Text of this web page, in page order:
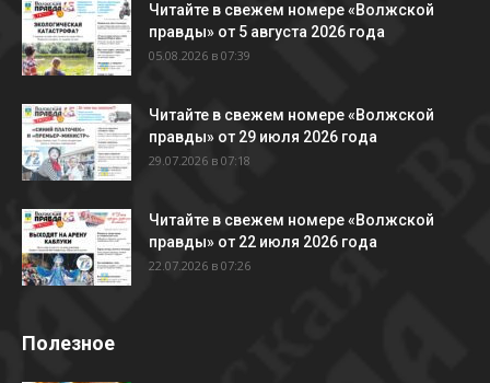
Читайте в свежем номере «Волжской
правды» от 5 августа 2026 года
05.08.2026 в 07:39
Читайте в свежем номере «Волжской
правды» от 29 июля 2026 года
29.07.2026 в 07:18
Читайте в свежем номере «Волжской
правды» от 22 июля 2026 года
22.07.2026 в 07:26
Полезное